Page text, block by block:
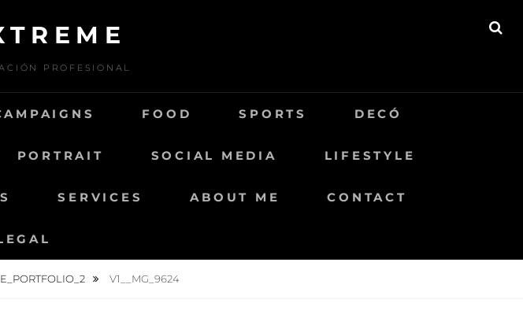
PROFESIONAL
FOOD SPORTS DECÓ
PORTRAIT SOCIAL MEDIA LIFESTYLE
SERVICES ABOUT ME CONTACT
V1__MG_9624